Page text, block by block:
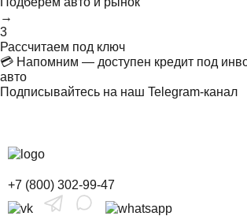
→
3
Рассчитаем под ключ
💳 Напомним — доступен кредит под
авто
Подписывайтесь на наш Telegram-канал
+7 (800) 302-99-47